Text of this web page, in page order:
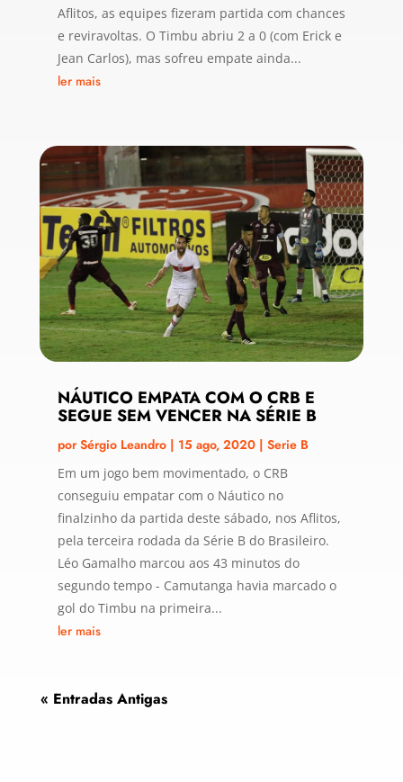
Aflitos, as equipes fizeram partida com chances
e reviravoltas. O Timbu abriu 2 a 0 (com Erick e
Jean Carlos), mas sofreu empate ainda...
ler mais
NÁUTICO EMPATA COM O CRB E
SEGUE SEM VENCER NA SÉRIE B
porSérgio Leandro| 15 ago, 2020| Serie B
Em um jogo bem movimentado, o CRB
conseguiu empatar com o Náutico no
finalzinho da partida deste sábado, nos Aflitos,
pela terceira rodada da Série B do Brasileiro.
Léo Gamalho marcou aos 43 minutos do
segundo tempo - Camutanga havia marcado o
gol do Timbu na primeira...
ler mais
« Entradas Antigas